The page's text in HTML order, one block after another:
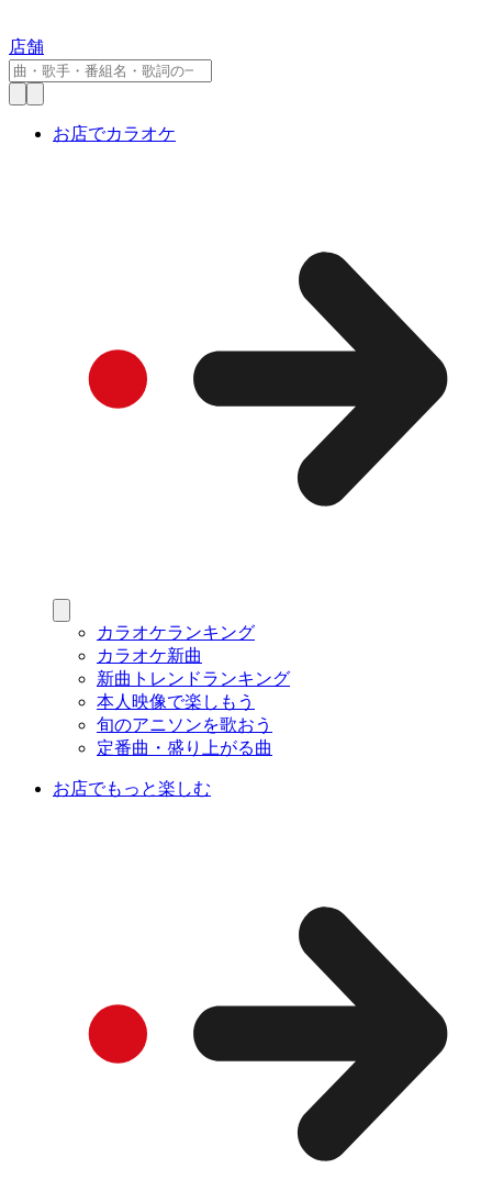
店舗
お店でカラオケ
カラオケランキング
カラオケ新曲
新曲トレンドランキング
本人映像で楽しもう
旬のアニソンを歌おう
定番曲・盛り上がる曲
お店でもっと楽しむ